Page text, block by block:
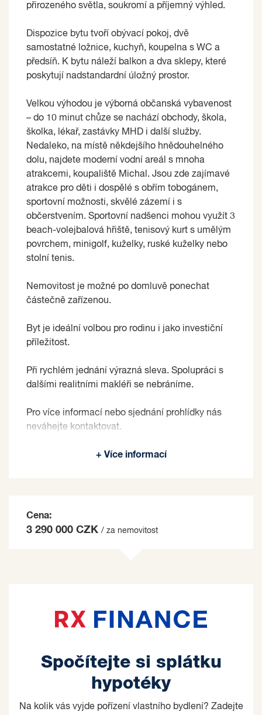
přirozeného světla, soukromí a příjemný výhled.
Dispozice bytu tvoří obývací pokoj, dvě
samostatné ložnice, kuchyň, koupelna s WC a
předsíň. K bytu náleží balkon a dva sklepy, které
poskytují nadstandardní úložný prostor.
Velkou výhodou je výborná občanská vybavenost
– do 10 minut chůze se nachází obchody, škola,
školka, lékař, zastávky MHD i další služby.
Nedaleko, na místě někdejšího hnědouhelného
dolu, najdete moderní vodní areál s mnoha
atrakcemi, koupaliště Michal. Jsou zde zajímavé
atrakce pro děti i dospělé s obřím tobogánem,
sportovní možnosti, skvělé zázemí i s
občerstvením. Sportovní nadšenci mohou využít 3
beach-volejbalová hřiště, tenisový kurt s umělým
povrchem, minigolf, kuželky, ruské kuželky nebo
stolní tenis.
Nemovitost je možné po domluvě ponechat
částečně zařízenou.
Byt je ideální volbou pro rodinu i jako investiční
příležitost.
Při rychlém jednání výrazná sleva. Spolupráci s
dalšími realitními makléři se nebráníme.
Pro více informací nebo sjednání prohlídky nás
neváhejte kontaktovat.
na základě jím zvolených kritérií.
+ Více informací
Cena:
3 290 000 CZK / za nemovitost
Spočítejte si splátku
hypotéky
Na kolik vás vyjde pořízení vlastního bydlení? Zadejte